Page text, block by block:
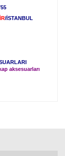
/İSTANBUL
aksesuarları